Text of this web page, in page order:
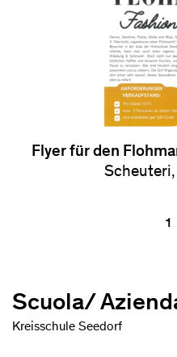
Flyer für den
1
Scuola/
Kreisschule Seedorf